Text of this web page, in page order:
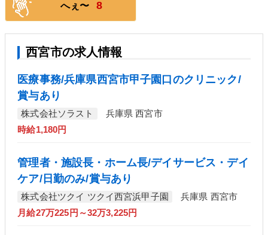
へぇ〜 8
西宮市の求人情報
医療事務/兵庫県西宮市甲子園口のクリニック/
賞与あり
株式会社ソラスト
兵庫県 西宮市
時給1,180円
管理者・施設長・ホーム長/デイサービス・デイ
ケア/日勤のみ/賞与あり
株式会社ツクイ ツクイ西宮浜甲子園
兵庫県 西宮市
月給27万225円～32万3,225円